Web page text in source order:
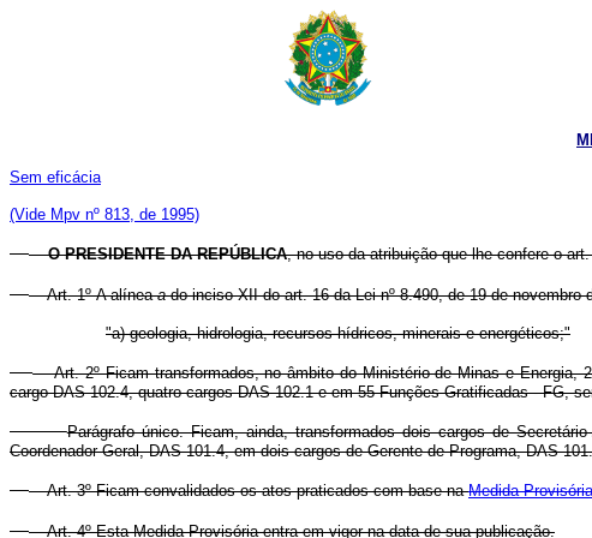
Sem eficácia
(Vide Mpv nº 813, de 1995)
O PRESIDENTE DA REPÚBLICA, no uso da atribuição que lhe confere o
Art. 1º A alíneaado inciso XII do art. 16 da Lei nº 8.490, de 19 de novembro
"a) geologia, hidrologia, recursos hídricos, minerais e energéticos;"
Art. 2º Ficam transformados, no âmbito do Ministério de Minas e Energia,
cargo DAS 102.4, quatro cargos DAS 102.1 e em 55 Funções Gratificadas - FG,
Parágrafo único. Ficam, ainda, transformados dois cargos de
Coordenador-Geral, DAS 101.4, em dois cargos de Gerente de Programa, DAS
Art. 3º Ficam convalidados os atos praticados com base naMedida
Art. 4º Esta Medida Provisória entra em vigor na data de sua publicação.